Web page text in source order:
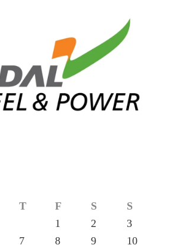
T F S
S
1
2
3
7 8 9
10